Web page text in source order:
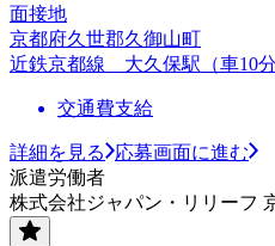
面接地
京都府久世郡久御山町
近鉄京都線 大久保駅（車10分
交通費支給
詳細を見る
応募画面に進む
派遣労働者
株式会社ジャパン・リリーフ